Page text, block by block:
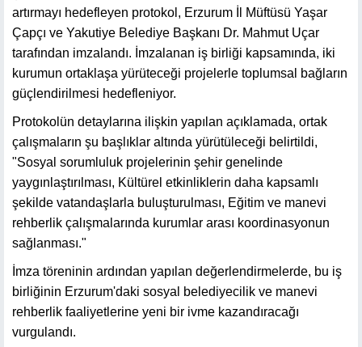
artırmayı hedefleyen protokol, Erzurum İl Müftüsü Yaşar
Çapçı ve Yakutiye Belediye Başkanı Dr. Mahmut Uçar
tarafından imzalandı. İmzalanan iş birliği kapsamında, iki
kurumun ortaklaşa yürüteceği projelerle toplumsal bağların
güçlendirilmesi hedefleniyor.
Protokolün detaylarına ilişkin yapılan açıklamada, ortak
çalışmaların şu başlıklar altında yürütüleceği belirtildi,
"Sosyal sorumluluk projelerinin şehir genelinde
yaygınlaştırılması, Kültürel etkinliklerin daha kapsamlı
şekilde vatandaşlarla buluşturulması, Eğitim ve manevi
rehberlik çalışmalarında kurumlar arası koordinasyonun
sağlanması."
İmza töreninin ardından yapılan değerlendirmelerde, bu iş
birliğinin Erzurum'daki sosyal belediyecilik ve manevi
rehberlik faaliyetlerine yeni bir ivme kazandıracağı
vurgulandı.